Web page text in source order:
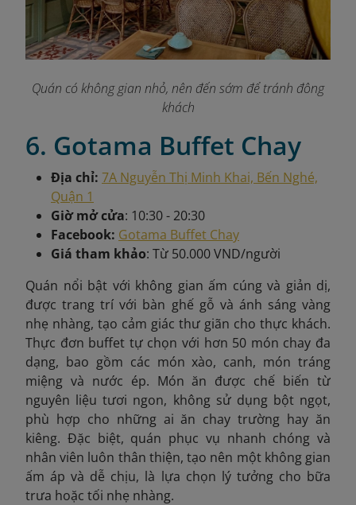
Quán có không gian nhỏ, nên đến sớm để tránh đông
khách
6. Gotama Buffet Chay
Địa chỉ: 7A Nguyễn Thị Minh Khai, Bến Nghé,
Quận 1
Giờ mở cửa: 10:30 - 20:30
Facebook: Gotama Buffet Chay
Giá tham khảo: Từ 50.000 VND/người
Quán nổi bật với không gian ấm cúng và giản dị,
được trang trí với bàn ghế gỗ và ánh sáng vàng
nhẹ nhàng, tạo cảm giác thư giãn cho thực khách.
Thực đơn buffet tự chọn với hơn 50 món chay đa
dạng, bao gồm các món xào, canh, món tráng
miệng và nước ép. Món ăn được chế biến từ
nguyên liệu tươi ngon, không sử dụng bột ngọt,
phù hợp cho những ai ăn chay trường hay ăn
kiêng. Đặc biệt, quán phục vụ nhanh chóng và
nhân viên luôn thân thiện, tạo nên một không gian
ấm áp và dễ chịu, là lựa chọn lý tưởng cho bữa
trưa hoặc tối nhẹ nhàng.